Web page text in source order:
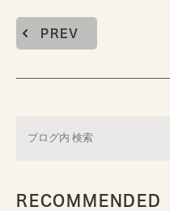
PREV
RECOMMENDED